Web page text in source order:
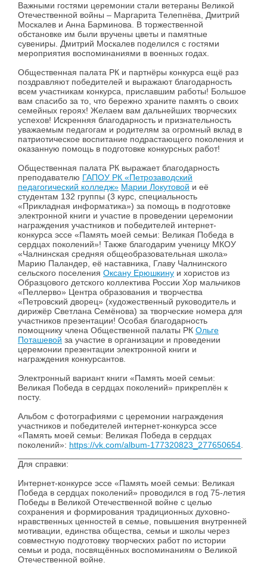
Важными гостями церемонии стали ветераны Великой
Отечественной войны – Маргарита Телепнёва, Дмитрий
Москалев и Анна Барминова. В торжественной
обстановке им были вручены цветы и памятные
сувениры. Дмитрий Москалев поделился с гостями
мероприятия воспоминаниями в военных годах.
Общественная палата РК и партнёры конкурса ещё раз
поздравляют победителей и выражают благодарность
всем участникам конкурса, приславшим работы! Большое
вам спасибо за то, что бережно храните память о своих
семейных героях! Желаем вам дальнейших творческих
успехов! Искренняя благодарность и признательность
уважаемым педагогам и родителям за огромный вклад в
патриотическое воспитание подрастающего поколения и
оказанную помощь в подготовке конкурсных работ!
Общественная палата РК выражает благодарность
преподавателю ГАПОУ РК «Петрозаводский
педагогический колледж» Марии Локутовой и её
студентам 132 группы (3 курс, специальность
«Прикладная информатика») за помощь в подготовке
электронной книги и участие в проведении церемонии
награждения участников и победителей интернет-
конкурса эссе «Память моей семьи: Великая Победа в
сердцах поколений»! Также благодарим ученицу МКОУ
«Чалнинская средняя общеобразовательная школа»
Марию Паландер, её наставника, Главу Чалнинского
сельского поселения Оксану Ерюшкину и хористов из
Образцового детского коллектива России Хор мальчиков
«Пеллерво» Центра образования и творчества
«Петровский дворец» (художественный руководитель и
дирижёр Светлана Семёнова) за творческие номера для
участников презентации! Особая благодарность
помощнику члена Общественной палаты РК Ольге
Поташевой за участие в организации и проведении
церемонии презентации электронной книги и
награждения конкурсантов.
Электронный вариант книги «Память моей семьи:
Великая Победа в сердцах поколений» прикреплён к
посту.
Альбом с фотографиями с церемонии награждения
участников и победителей интернет-конкурса эссе
«Память моей семьи: Великая Победа в сердцах
поколений»: https://vk.com/album-177320823_277650654
Для справки:
Интернет-конкурсе эссе «Память моей семьи: Великая
Победа в сердцах поколений» проводился в год 75-летия
Победы в Великой Отечественной войне с целью
сохранения и формирования традиционных духовно-
нравственных ценностей в семье, повышения внутренней
мотивации, единства общества, семьи и школы через
совместную подготовку творческих работ по истории
семьи и рода, посвящённых воспоминаниям о Великой
Отечественной войне.